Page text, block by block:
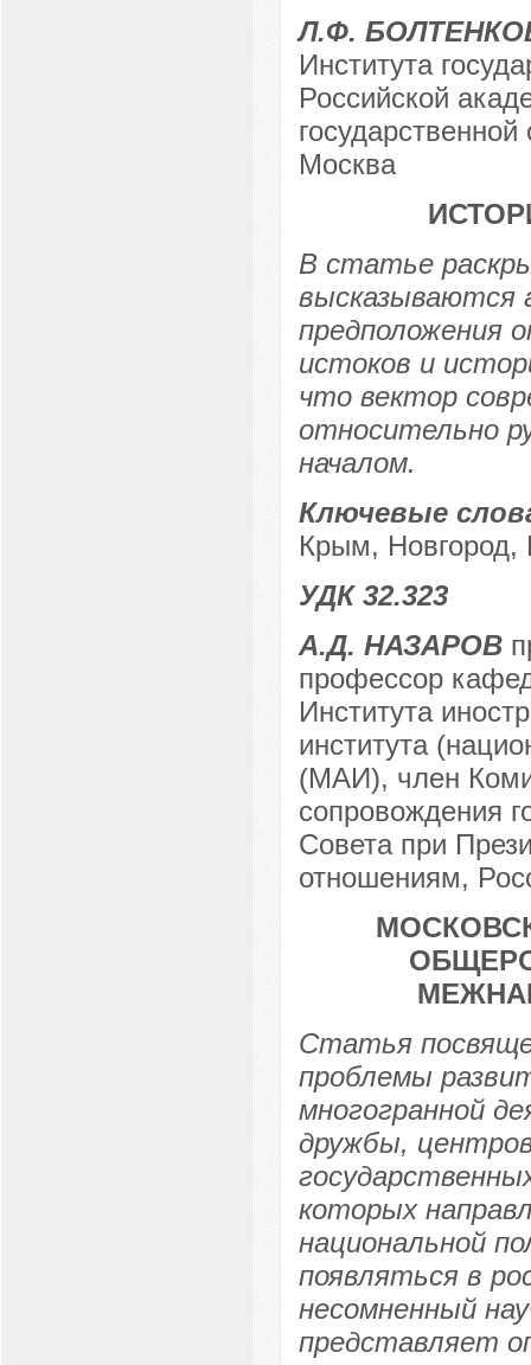
Л.Ф.
Института
Российской
Москва
В статье
высказываются
предположения
истоков и
что вектор
относительно
началом.
Ключевые
Крым,
УДК 32.323
А.Д. НАЗАРОВ
профессор
Института
института
(МАИ), член
сопровождения
Совета при
отношениям,
Статья
проблемы
многогранной
дружбы,
которых
национальной
появляться в
несомненный
представляет